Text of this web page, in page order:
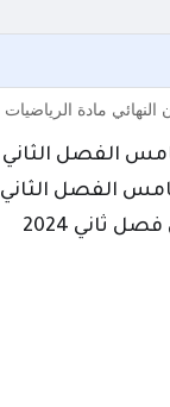
الثاني 2024
الثاني 2024
2024